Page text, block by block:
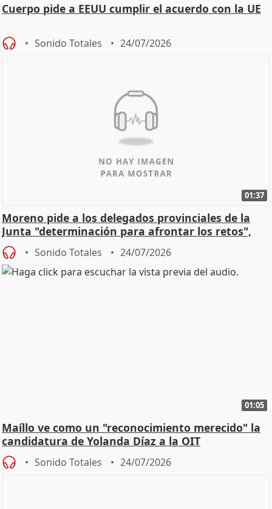
Cuerpo pide a EEUU cumplir el acuerdo con la UE
Sonido Totales 24/07/2026
01:37
Moreno pide a los delegados provinciales de la
Junta "determinación para afrontar los retos",
diálog
Sonido Totales 24/07/2026
01:05
Maíllo ve como un "reconocimiento merecido" la
candidatura de Yolanda Díaz a la OIT
Sonido Totales 24/07/2026